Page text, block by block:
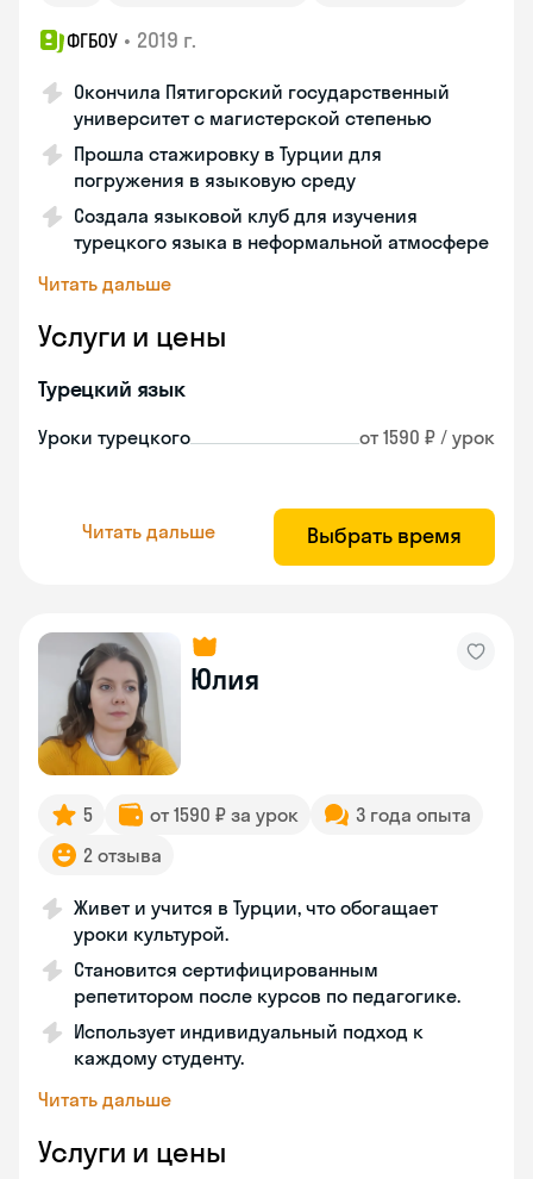
ФГБОУ • 2019 г.
Окончила Пятигорский государственный
университет с магистерской степенью
Прошла стажировку в Турции для
погружения в языковую среду
Создала языковой клуб для изучения
турецкого языка в неформальной атмосфере
Читать дальше
Услуги и цены
Турецкий язык
Уроки турецкого от 1590 ₽ / урок
Читать дальше Выбрать время
Юлия
5 от 1590 ₽ за урок
3 года опыта
2 отзыва
Живет и учится в Турции, что обогащает
уроки культурой.
Становится сертифицированным
репетитором после курсов по педагогике.
Использует индивидуальный подход к
каждому студенту.
Читать дальше
Услуги и цены